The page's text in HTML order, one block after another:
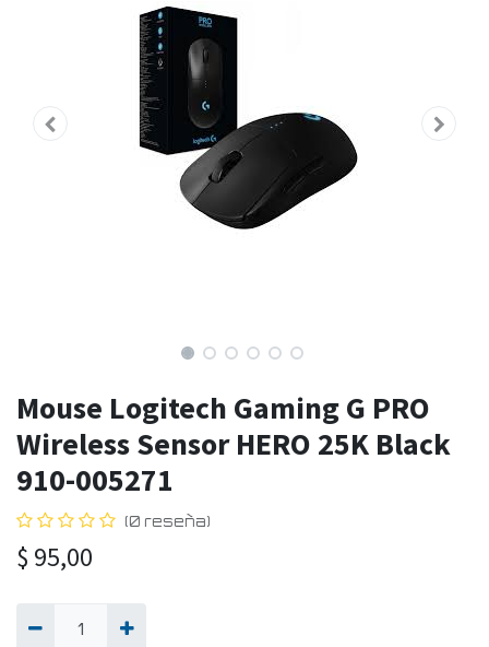
Mouse Logitech Gaming G PRO
Wireless Sensor HERO 25K Black
910-005271
(0 reseña)
$ 95,00